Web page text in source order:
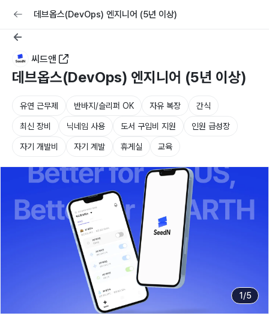
교육 커리어
데브옵스(DevOps) 엔지니어 (5년 이상)
씨드앤
데브옵스(DevOps) 엔지니어 (5년 이상)
유연 근무제 반바지/슬리퍼 OK 자유 복장 간식
최신 장비 닉네임 사용 도서 구입비 지원 인원 급성장
자기 개발비 자기 계발 휴게실 교육
1 /5